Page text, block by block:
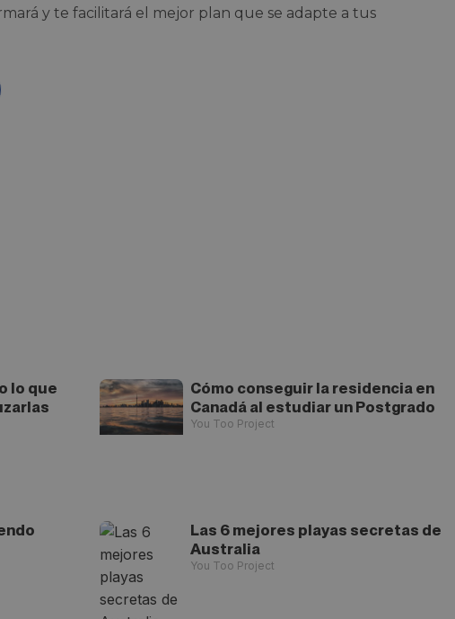
y te facilitará el mejor plan que se adapte a tus
lo que
Cómo conseguir la residencia en
Canadá al estudiar un Postgrado
You Too Project
Las 6 mejores playas secretas de
Australia
You Too Project